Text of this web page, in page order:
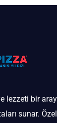
lezzeti bir
sunar.